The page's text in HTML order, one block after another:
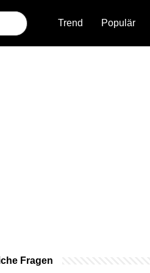
Trend Populär
Fragen